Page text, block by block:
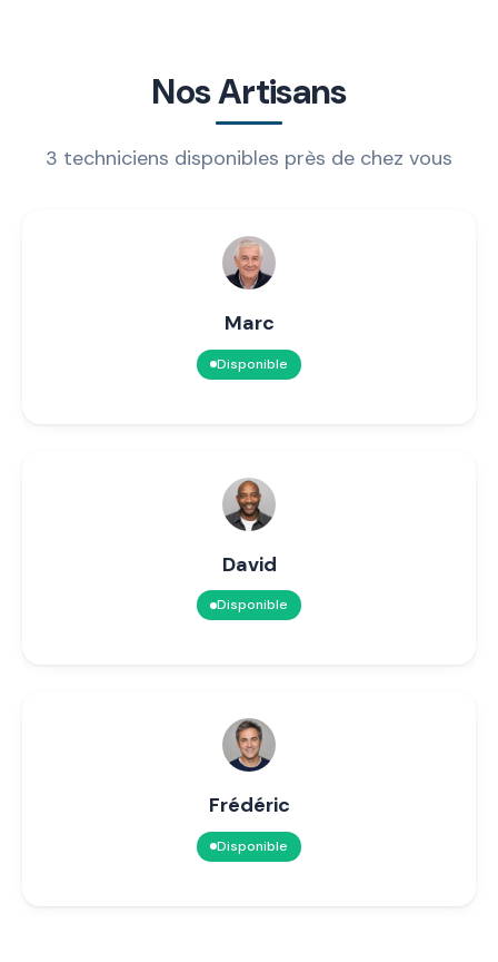
Nos Artisans
3 techniciens disponibles près de chez vous
Marc
Disponible
David
Disponible
Frédéric
Disponible